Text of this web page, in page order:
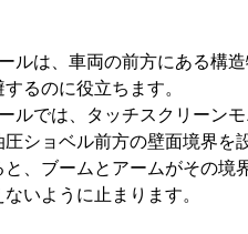
ルは、車両の前方にある構
るのに役立ちます。
ルでは、タッチスクリーン
圧ショベル前方の壁面境界を
と、ブームとアームがその境
いように止まります。